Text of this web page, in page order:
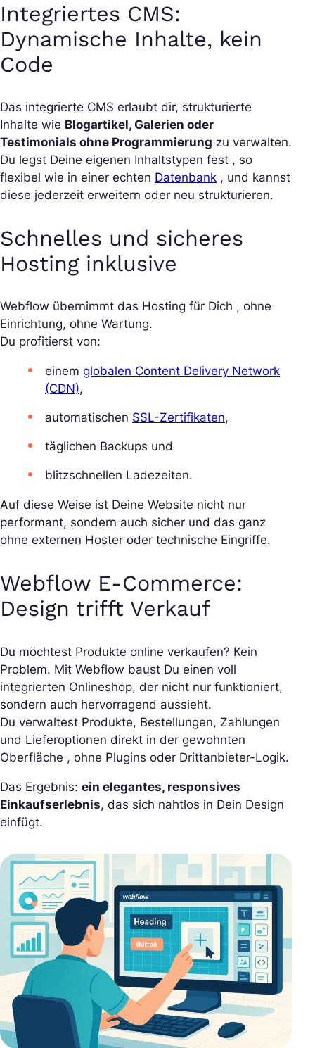
Integriertes CMS:
Dynamische Inhalte, kein
Code
Das integrierte CMS erlaubt dir, strukturierte
Inhalte wie Blogartikel, Galerien oder
Testimonials ohne Programmierung zu verwalten.
Du legst Deine eigenen Inhaltstypen fest , so
flexibel wie in einer echten Datenbank , und kannst
diese jederzeit erweitern oder neu strukturieren.
Schnelles und sicheres
Hosting inklusive
Webflow übernimmt das Hosting für Dich , ohne
Einrichtung, ohne Wartung.
Du profitierst von:
einem globalen Content Delivery Network
(CDN),
automatischen SSL-Zertifikaten,
täglichen Backups und
blitzschnellen Ladezeiten.
Auf diese Weise ist Deine Website nicht nur
performant, sondern auch sicher und das ganz
ohne externen Hoster oder technische Eingriffe.
Webflow E-Commerce:
Design trifft Verkauf
Du möchtest Produkte online verkaufen? Kein
Problem. Mit Webflow baust Du einen voll
integrierten Onlineshop, der nicht nur funktioniert,
sondern auch hervorragend aussieht.
Du verwaltest Produkte, Bestellungen, Zahlungen
und Lieferoptionen direkt in der gewohnten
Oberfläche , ohne Plugins oder Drittanbieter-Logik.
Das Ergebnis: ein elegantes, responsives
Einkaufserlebnis, das sich nahtlos in Dein Design
einfügt.